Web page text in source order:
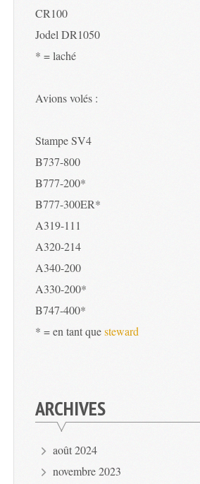
CR100
Jodel DR1050
* = laché
Avions volés :
Stampe SV4
B737-800
B777-200*
B777-300ER*
A319-111
A320-214
A340-200
A330-200*
B747-400*
* = en tant questeward
ARCHIVES
août 2024
novembre 2023